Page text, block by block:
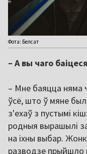
Фота: Белсат
– А вы чаго
– Мне баяцца няма
ўсё, што ў мяне
з'ехаў з пустымі
родныя вырашылі
на іхны выбар.
разводзе прыйшло